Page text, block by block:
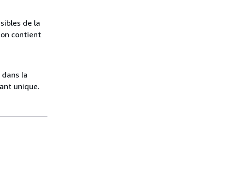
de la
contient
la
unique.